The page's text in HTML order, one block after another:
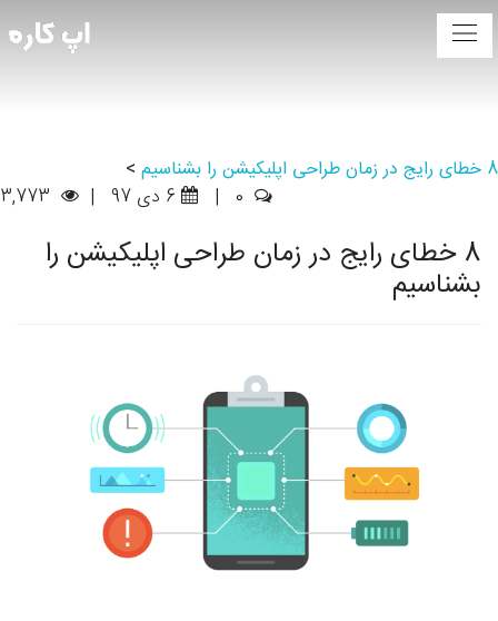
8 خطای رایج در زمان طراحی اپلیکیشن را بشناسیم
>
0
| 6 دی 97 |
3,773
8 خطای رایج در زمان طراحی اپلیکیشن را
بشناسیم